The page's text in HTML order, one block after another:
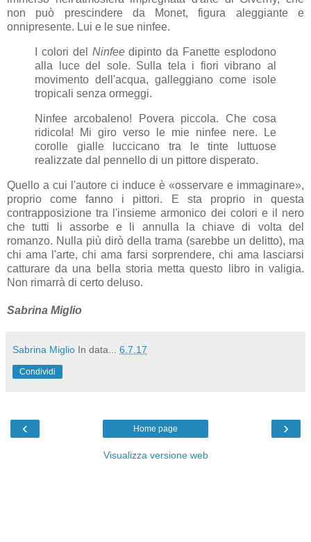
non può prescindere da Monet, figura aleggiante e
onnipresente. Lui e le sue ninfee.
I colori del Ninfeedipinto da Fanette esplodono
alla luce del sole. Sulla tela i fiori vibrano al
movimento dell'acqua, galleggiano come isole
tropicali senza ormeggi.
Ninfee arcobaleno! Povera piccola. Che cosa
ridicola! Mi giro verso le mie ninfee nere. Le
corolle gialle luccicano tra le tinte luttuose
realizzate dal pennello di un pittore disperato.
Quello a cui l'autore ci induce è «osservare e immaginare»,
proprio come fanno i pittori. E sta proprio in questa
contrapposizione tra l'insieme armonico dei colori e il nero
che tutti li assorbe e li annulla la chiave di volta del
romanzo. Nulla più dirò della trama (sarebbe un delitto), ma
chi ama l'arte, chi ama farsi sorprendere, chi ama lasciarsi
catturare da una bella storia metta questo libro in valigia.
Non rimarrà di certo deluso.
Sabrina Miglio
Sabrina Miglio In data... 6.7.17
Condividi
‹ ›
Home page
Visualizza versione web